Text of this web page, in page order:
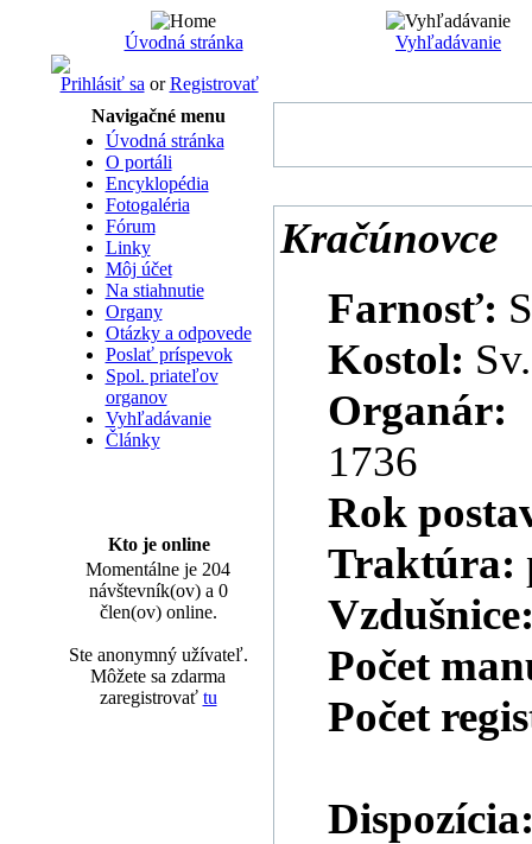
Úvodná stránka Vyhľadávanie
Prihlásiť sa orRegistrovať
Navigačné menu
Úvodná stránka
O portáli
Encyklopédia
Fotogaléria
Fórum
Linky
Môj účet
Na stiahnutie
Organy
Otázky a odpovede
Poslať príspevok
Spol. priateľov
organov
Vyhľadávanie
Články
Kto je online
Momentálne je 204
návštevník(ov) a 0
člen(ov) online.
Ste anonymný užívateľ.
Môžete sa zdarma
zaregistrovať tu
Kračúnovce
Farnosť:
Kostol:
Organár:
1736
Rok
Traktúra:
Počet
Počet